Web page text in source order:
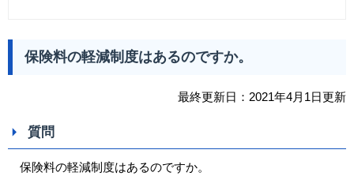
保険料の軽減制度はあるのですか。
最終更新日：2021年4月1日更新
質問
保険料の軽減制度はあるのですか。